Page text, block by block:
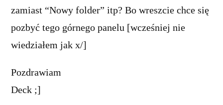
zamiast “Nowy folder” itp? Bo wreszcie chce się
pozbyć tego górnego panelu [wcześniej nie
wiedziałem jak x/]
Pozdrawiam
Deck ;]